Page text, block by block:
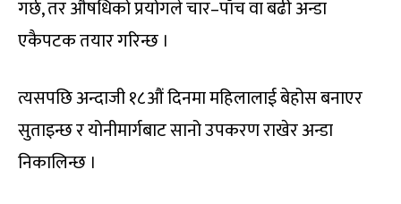
गर्छ, तर औषधिको प्रयोगले चार–पाँच वा बढी अन्डा
एकैपटक तयार गरिन्छ ।
त्यसपछि अन्दाजी १८औं दिनमा महिलालाई बेहोस बनाएर
सुताइन्छ र योनीमार्गबाट सानो उपकरण राखेर अन्डा
निकालिन्छ ।